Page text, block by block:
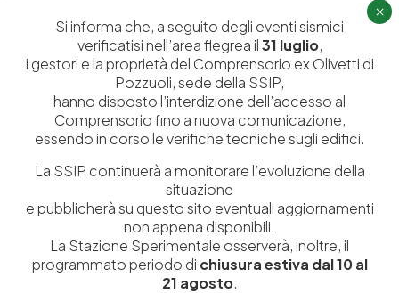
Contribuenti
Contatti
Tutela Whistleblowing
Amministrazione Trasparente
Iscrizione REANA 920756
Codice di iscrizione all’Anagrafe Nazionale delle Ricerche del
MIUR000290_EIRI
Euro9.690.240,00
stazionesperimentaleindustriapelli@legalmail.it
Sede legaleVia Campi Flegrei, 34 – 80078 Pozzuoli (NA) – Tel. +39
Si informa che, a seguito degli eventi sismici
verificatisi nell’area flegrea il31 luglio,
i gestori e la proprietà del Comprensorio ex Olivetti di
Pozzuoli, sede della SSIP,
hanno disposto l’interdizione dell’accesso al
Comprensorio fino a nuova comunicazione,
essendo in corso le verifiche tecniche sugli edifici.
La SSIP continuerà a monitorare l’evoluzione della
situazione
e pubblicherà su questo sito eventuali aggiornamenti
non appena disponibili.
La Stazione Sperimentale osserverà, inoltre, il
programmato periodo di chiusura estiva dal 10 al
21 agosto.
×